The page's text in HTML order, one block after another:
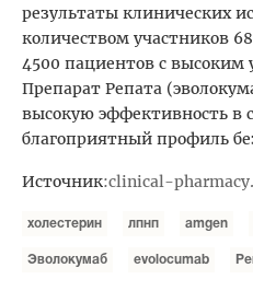
результаты клинических
количеством участников
4500 пациентов с высоким
Препарат Репата
высокую эффективность
благоприятный профиль
Источник:clinical-
холестерин лпнп amgen
Эволокумаб evolocumab